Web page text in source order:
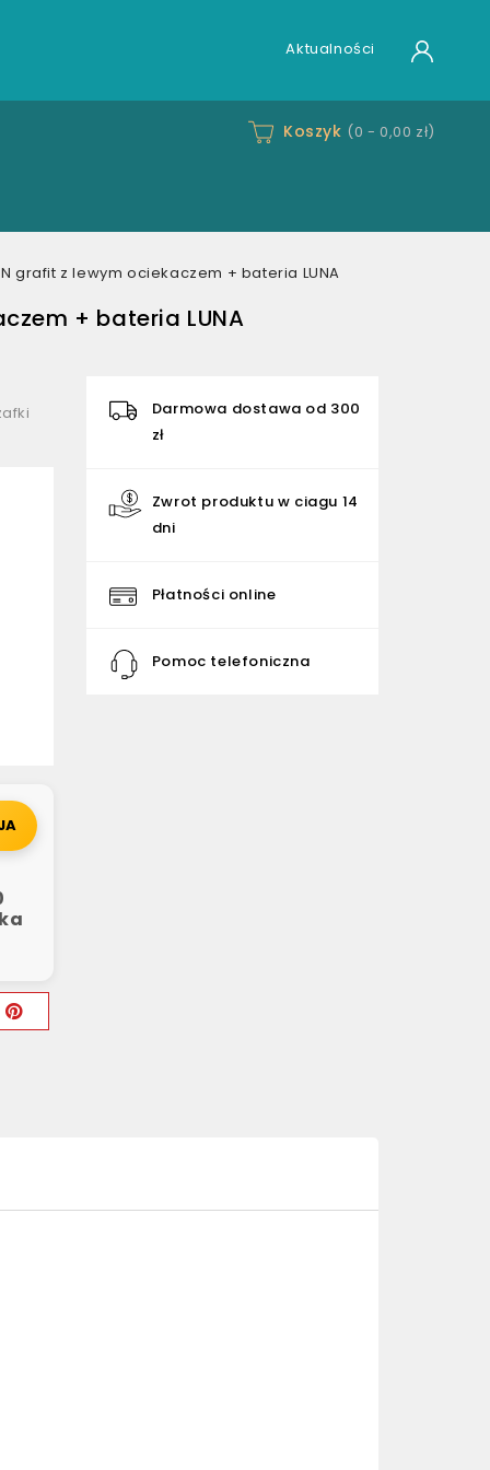
Aktualności
Koszyk (0 -0,00 zł)
grafit z lewym ociekaczem + bateria LUNA
+ bateria LUNA
Darmowa dostawa od 300
zł
Zwrot produktu w ciagu 14
dni
Płatności online
Pomoc telefoniczna